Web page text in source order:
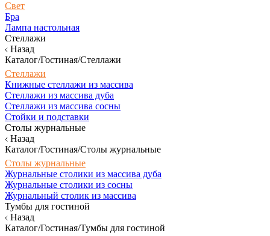
Свет
Бра
Лампа настольная
Стеллажи
Назад
Каталог/Гостиная/Стеллажи
Стеллажи
Книжные стеллажи из массива
Стеллажи из массива дуба
Стеллажи из массива сосны
Стойки и подставки
Столы журнальные
Назад
Каталог/Гостиная/Столы журнальные
Столы журнальные
Журнальные столики из массива дуба
Журнальные столики из сосны
Журнальный столик из массива
Тумбы для гостиной
Назад
Каталог/Гостиная/Тумбы для гостиной